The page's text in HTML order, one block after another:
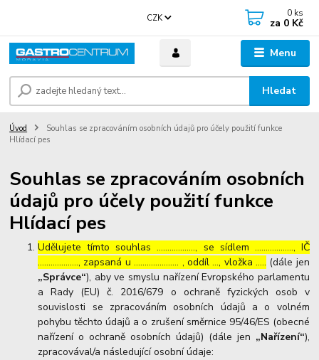
Menu
CZK
Hledat
0 ks
za 0 Kč
Úvod
Souhlas se zpracováním osobních údajů pro účely použití funkce
Hlídací pes
Souhlas se zpracováním osobních
údajů pro účely použití funkce
Hlídací pes
Udělujete tímto souhlas ……………..., se sídlem ………………, IČ
………………., zapsaná u ………………… , oddíl …, vložka ….. (dále jen
„Správce“), aby ve smyslu nařízení Evropského parlamentu
a Rady (EU) č. 2016/679 o ochraně fyzických osob v
souvislosti se zpracováním osobních údajů a o volném
pohybu těchto údajů a o zrušení směrnice 95/46/ES (obecné
nařízení o ochraně osobních údajů) (dále jen „Nařízení“),
zpracovával/a následující osobní údaje: